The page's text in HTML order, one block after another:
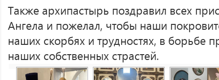
Также архипастырь поздравил всех
Ангела и пожелал, чтобы наши
наших скорбях и трудностях, в борьбе
наших собственных страстей.